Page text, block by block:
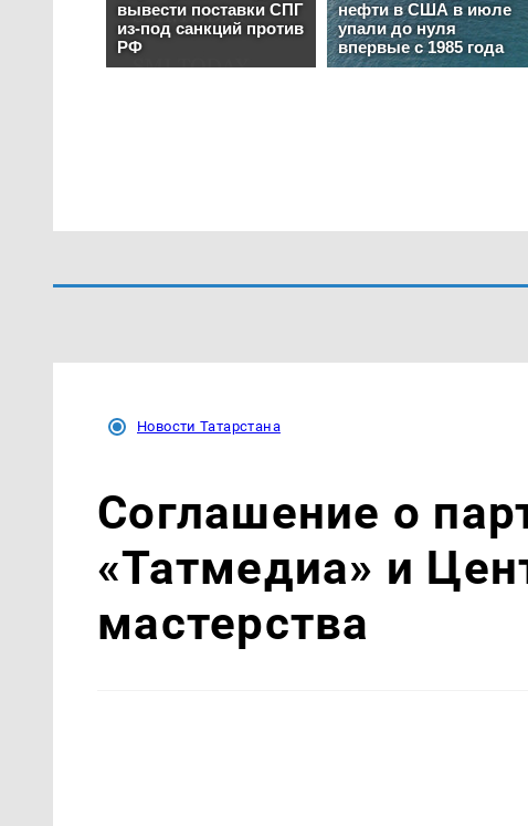
Новости Татарстана
Соглашение о
«Татмедиа» и
мастерства